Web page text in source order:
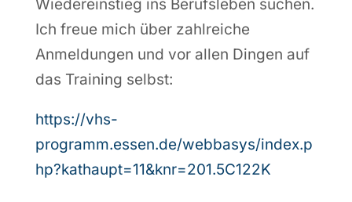
Wiedereinstieg ins Berufsleben suchen.
Ich freue mich über zahlreiche
Anmeldungen und vor allen Dingen auf
das Training selbst:
https://vhs-
programm.essen.de/webbasys/index.p
hp?kathaupt=11&knr=201.5C122K